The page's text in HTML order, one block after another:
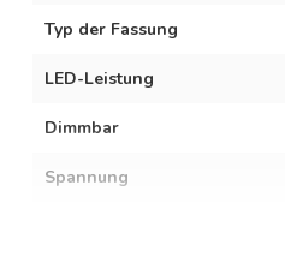
Typ der Fassung
LED-Leistung
Dimmbar
Spannung